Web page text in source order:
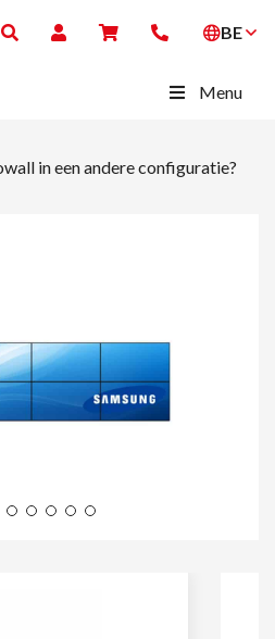
BE
Menu
in een andere configuratie?